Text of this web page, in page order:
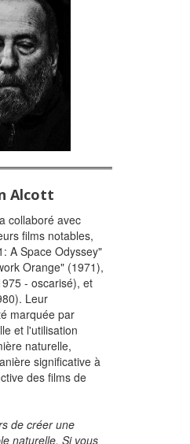
Alcott
collaboré avec
films notables,
A Space Odyssey"
Orange" (1971),
- oscarisé), et
Leur
marquée par
et l'utilisation
naturelle,
significative à
des films de
de créer une
naturelle. Si vous